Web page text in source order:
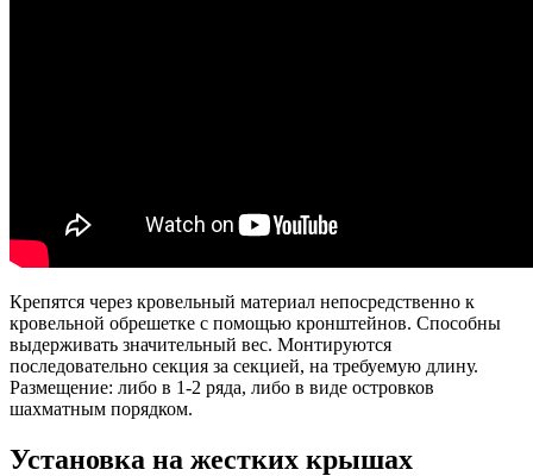
Крепятся через кровельный материал непосредственно к
кровельной обрешетке с помощью кронштейнов. Способны
выдерживать значительный вес. Монтируются
последовательно секция за секцией, на требуемую длину.
Размещение: либо в 1-2 ряда, либо в виде островков
шахматным порядком.
Установка на жестких крышах